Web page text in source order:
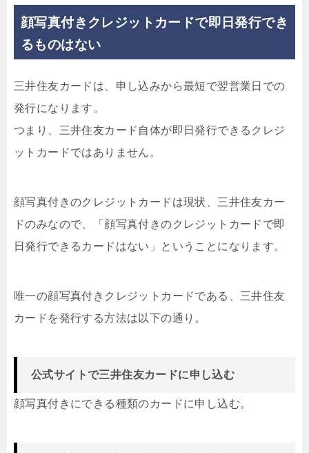
顔写真付きクレジットカードで即日発行でき
るものはない
三井住友カードは、申し込みから最短で翌営業日での
発行になります。
つまり、三井住友カード自体が即日発行できるクレジ
ットカードではありません。
顔写真付きのクレジットカードは現状、三井住友カー
ドのみなので、
「顔写真付きのクレジットカードで即
日発行できるカードはない」
ということになります。
唯一の顔写真付きクレジットカードである、三井住友
カードを発行する方法は以下の通り。
公式サイトで三井住友カードに申し込む
顔写真付きにできる種類のカードに申し込む。